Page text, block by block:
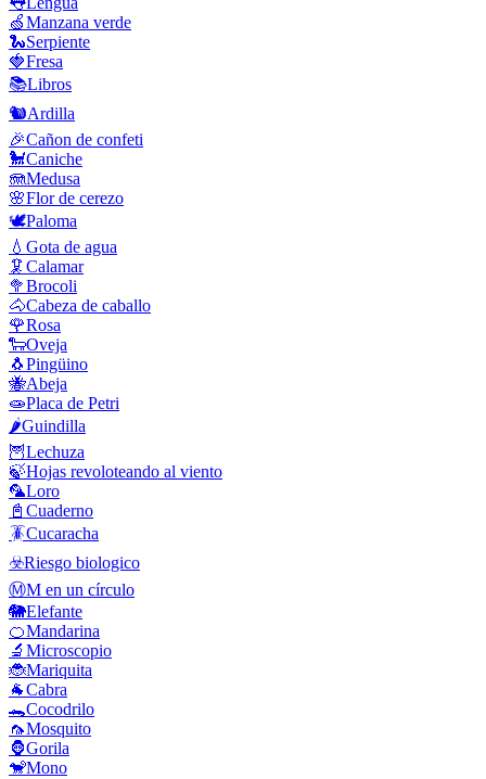
🍏Manzana verde
🐍Serpiente
🍓Fresa
📚Libros
🐿️Ardilla
🎉Cañon de confeti
🐩Caniche
🪼Medusa
🌸Flor de cerezo
🕊️Paloma
💧 Gota de agua
🦑 Calamar
🥦Brocoli
🐴Cabeza de caballo
🌹Rosa
🐑Oveja
🐧Pingüino
🐝Abeja
🧫Placa de Petri
🌶️Guindilla
🦉Lechuza
🍃Hojas revoloteando al viento
🦜Loro
📓 Cuaderno
🪳Cucaracha
☣️Riesgo biologico
Ⓜ️M en un círculo
🐘Elefante
🍊Mandarina
🔬 Microscopio
🐞Mariquita
🐐Cabra
🐊Cocodrilo
🦟Mosquito
🦍Gorila
🐒Mono